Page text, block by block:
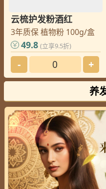
云梳护发粉酒红
3年质保 植物粉 100g/盒
49.8 (立享9.5折)
- +
养